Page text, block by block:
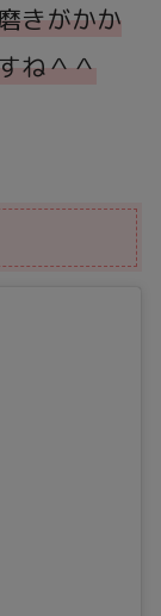
きがかか
ね＾＾